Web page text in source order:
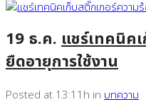
19 ธ.ค. แชร์เทคนิค
ยืดอายุการใช้งาน
Posted at 13:11h in บทความ